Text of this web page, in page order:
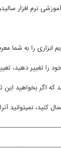
نرم افزار
ابزاری را به شما
را تغییر دهید،
که اگر بخواهید
کنید، نمیتوانید